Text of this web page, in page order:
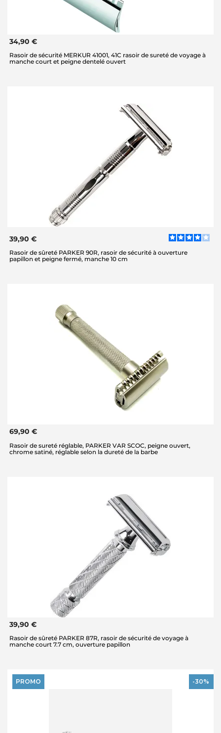
34,90 €
Rasoir de sécurité MERKUR 41001, 41C rasoir de sureté de voyage à
manche court et peigne dentelé ouvert
39,90 €
Rasoir de sûreté PARKER 90R, rasoir de sécurité à ouverture
papillon et peigne fermé, manche 10 cm
69,90 €
Rasoir de sureté réglable, PARKER VAR SCOC, peigne ouvert,
chrome satiné, réglable selon la dureté de la barbe
39,90 €
Rasoir de sûreté PARKER 87R, rasoir de sécurité de voyage à
manche court 7.7 cm, ouverture papillon
PROMO -30%